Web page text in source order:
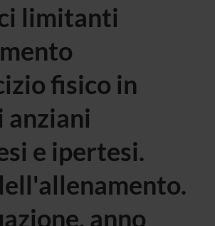
limitanti
fisico in
anziani
e ipertesi.
anno